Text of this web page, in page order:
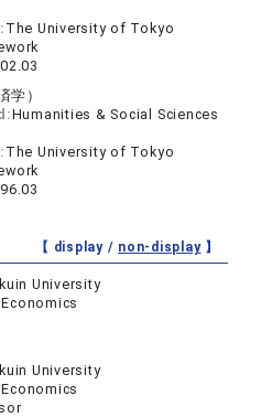
The University of Tokyo
学）
Humanities & Social Sciences
The University of Tokyo
【 display / non-display】
University
University